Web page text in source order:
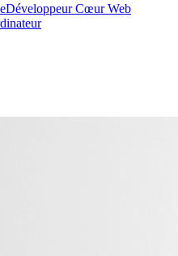
Développeur Cœur Web